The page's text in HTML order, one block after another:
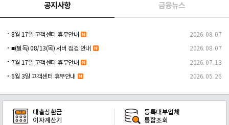
공지사항 금융뉴스
8월 17일 고객센터 휴무안내 2026. 08. 07
■(필독) 08/13(목) 서버 점검 안내 2026. 08. 07
7월 17일 고객센터 휴무안내 2026. 07. 13
6월 3일 고객센터 휴무안내 2026. 05. 26
대출상환금
이자계산기
등록대부업체
통합조회